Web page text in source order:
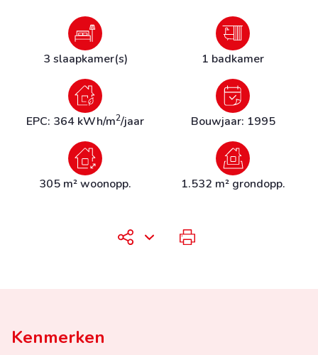
3 slaapkamer(s) 1 badkamer
EPC: 364 kWh/m2/jaar Bouwjaar: 1995
305 m² woonopp. 1.532 m² grondopp.
Kenmerken